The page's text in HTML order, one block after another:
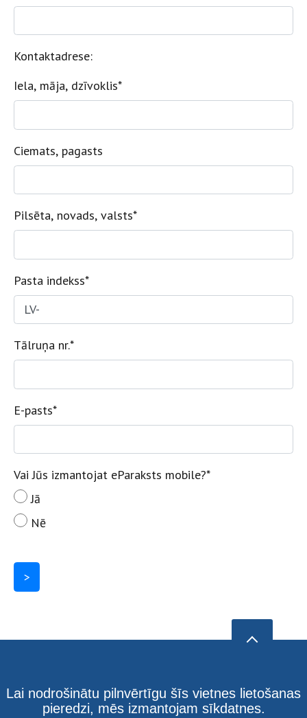
Kontaktadrese:
Iela, māja, dzīvoklis*
Ciemats, pagasts
Pilsēta, novads, valsts*
Pasta indekss*
Tālruņa nr.*
E-pasts*
Vai Jūs izmantojat eParaksts mobile?*
Jā
Nē
>
Lai nodrošinātu pilnvērtīgu šīs vietnes lietošanas
pieredzi, mēs izmantojam sīkdatnes.